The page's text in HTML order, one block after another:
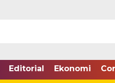
Editorial Ekonomi